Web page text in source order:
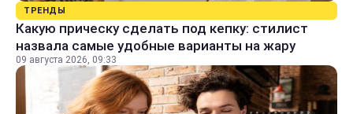
ТРЕНДЫ
Какую прическу сделать под кепку: стилист
назвала самые удобные варианты на жару
09 августа 2026, 09:33